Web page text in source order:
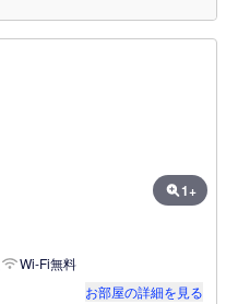
1+
Wi-Fi無料
お部屋の詳細を見る